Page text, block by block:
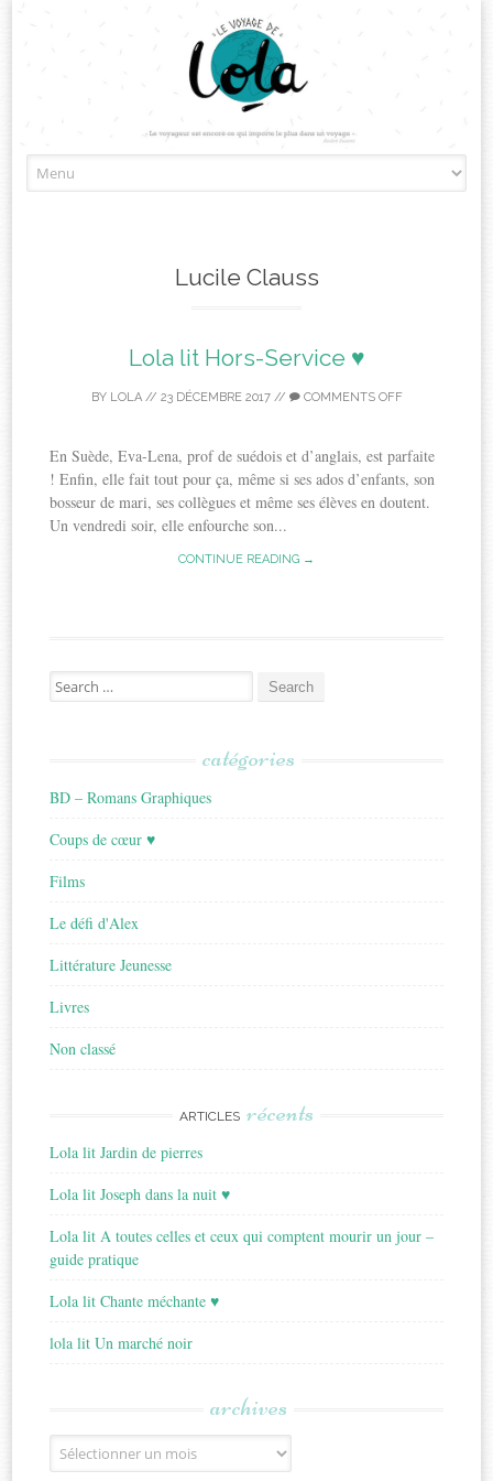
to
Lucile Clauss
Lola lit Hors-Service ♥
BY LOLA// 23 DÉCEMBRE 2017// COMMENTS OFF
En Suède, Eva-Lena, prof de suédois et d’anglais, est parfaite
! Enfin, elle fait tout pour ça, même si ses ados d’enfants, son
bosseur de mari, ses collègues et même ses élèves en doutent.
Un vendredi soir, elle enfourche son...
CONTINUE READING →
Search
for:
catégories
BD – Romans Graphiques
Coups de cœur ♥
Films
Le défi d'Alex
Littérature Jeunesse
Livres
Non classé
ARTICLES récents
Lola lit Jardin de pierres
Lola lit Joseph dans la nuit ♥
Lola lit A toutes celles et ceux qui comptent mourir un jour –
guide pratique
Lola lit Chante méchante ♥
lola lit Un marché noir
archives
Archives